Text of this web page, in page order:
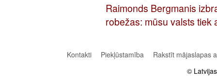
Raimonds Bergmanis
robežas: mūsu valsts tiek
Kontakti Piekļūstamība
Rakstīt mājaslapas
©